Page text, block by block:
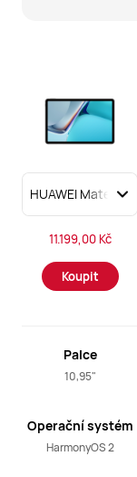
11.199,00 Kč
Koupit
Palce
10,95"
Operační systém
HarmonyOS 2